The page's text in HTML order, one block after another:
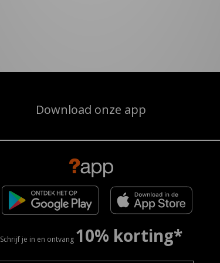
Download onze app
Schrijf je in en ontvang 10% korting*